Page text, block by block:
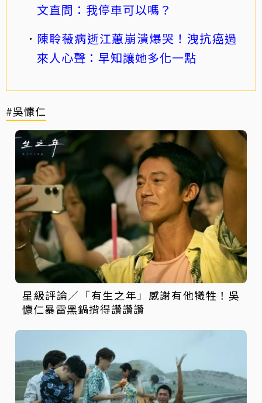
文直問：我停車可以嗎？
陳聆薇病逝江蕙崩潰爆哭！洩抗癌過
來人心聲：早知讓她多化一點
#吳慷仁
星級評論／「有生之年」感謝有他犧牲！吳
慷仁暴雷黑鍋揹得讚讚讚